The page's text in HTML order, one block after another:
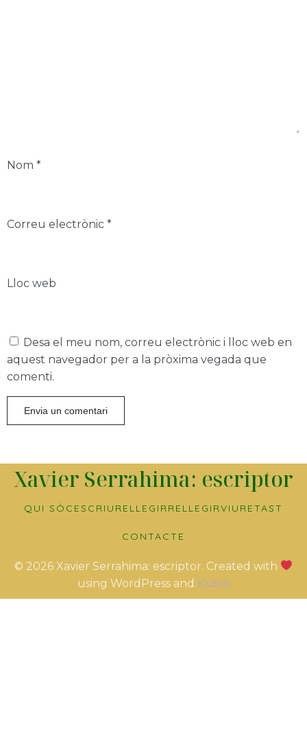
Nom *
Correu electrònic *
Lloc web
Desa el meu nom, correu electrònic i lloc web en
aquest navegador per a la pròxima vegada que
comenti.
Xavier Serrahima: escriptor
QUI SÓC ESCRIURE LLEGIR RELLEGIRVIURETAST
CONTACTE
© 2026 Xavier Serrahima: escriptor. Created with
using WordPress and Kubio